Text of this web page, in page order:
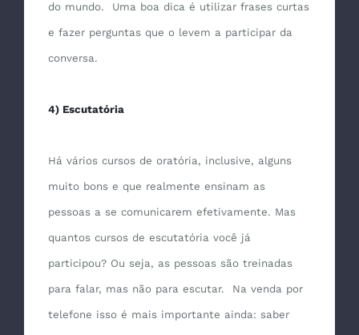
do mundo. Uma boa dica é utilizar frases curtas
e fazer perguntas que o levem a participar da
conversa.
4) Escutatória
Há vários cursos de oratória, inclusive, alguns
muito bons e que realmente ensinam as
pessoas a se comunicarem efetivamente. Mas
quantos cursos de escutatória você já
participou? Ou seja, as pessoas são treinadas
para falar, mas não para escutar. Na venda por
telefone isso é mais importante ainda: saber